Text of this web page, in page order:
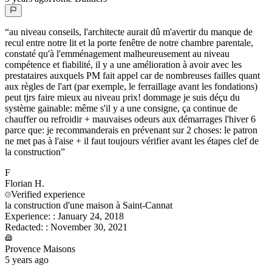
“au niveau conseils, l'architecte aurait dû m'avertir du manque de
recul entre notre lit et la porte fenêtre de notre chambre parentale,
constaté qu'à l'emménagement malheureusement au niveau
compétence et fiabilité, il y a une amélioration à avoir avec les
prestataires auxquels PM fait appel car de nombreuses failles quant
aux règles de l'art (par exemple, le ferraillage avant les fondations)
peut tjrs faire mieux au niveau prix! dommage je suis déçu du
système gainable: même s'il y a une consigne, ça continue de
chauffer ou refroidir + mauvaises odeurs aux démarrages l'hiver 6
parce que: je recommanderais en prévenant sur 2 choses: le patron
ne met pas à l'aise + il faut toujours vérifier avant les étapes clef de
la construction”
F
Florian H.
Verified experience
la construction d'une maison à Saint-Cannat
Experience: : January 24, 2018
Redacted: : November 30, 2021
Provence Maisons
5 years ago